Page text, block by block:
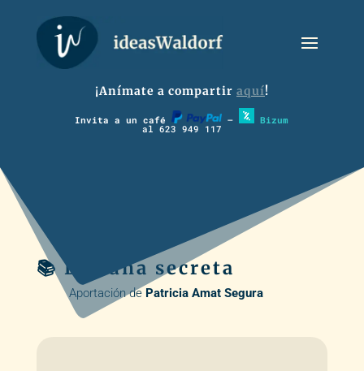
¡Anímate a compartir aquí!
Invita a un café – Bizum
al 623 949 117
📚 La runa secreta
Aportación de Patricia Amat Segura